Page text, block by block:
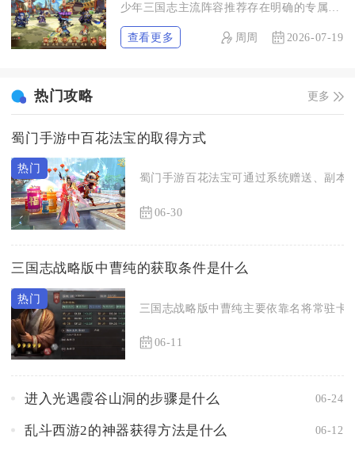
少年三国志主流阵容推荐存在明确的专属适配阵型，成套成型的强势...
查看更多 周周 2026-07-19
热门攻略 更多
蜀门手游中百花法宝的取得方式
蜀门手游百花法宝可通过系统赠送、副本
06-30
三国志战略版中曹纯的获取条件是什么
三国志战略版中曹纯主要依靠名将常驻卡
06-11
进入光遇霞谷山洞的步骤是什么 06-24
乱斗西游2的神器获得方法是什么 06-12